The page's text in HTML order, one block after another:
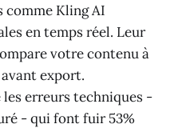
comme Kling AI
en temps réel. Leur
votre contenu à
export.
erreurs techniques -
- qui font fuir 53%